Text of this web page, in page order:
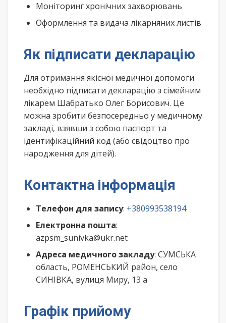
Моніторинг хронічних захворювань
Оформлення та видача лікарняних листів
Як підписати декларацію
Для отримання якісної медичної допомоги
необхідно підписати декларацію з сімейним
лікарем Шабратько Олег Борисович. Це
можна зробити безпосередньо у медичному
закладі, взявши з собою паспорт та
ідентифікаційний код (або свідоцтво про
народження для дітей).
Контактна інформація
Телефон для запису: +380993538194
Електронна пошта:
azpsm_sunivka@ukr.net
Адреса медичного закладу: СУМСЬКА
область, РОМЕНСЬКИЙ район, село
СИНІВКА, вулиця Миру, 13 а
Графік прийому